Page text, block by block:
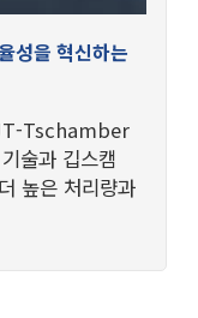
성을 혁신하는
Tschamber
술과 깁스캠
높은 처리량과